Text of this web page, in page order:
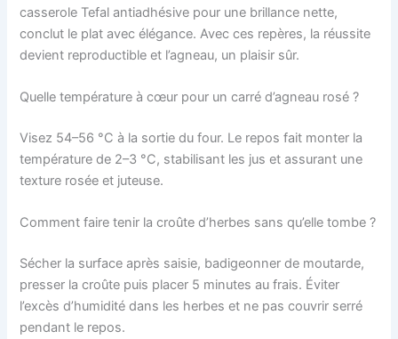
casserole Tefal antiadhésive pour une brillance nette,
conclut le plat avec élégance. Avec ces repères, la réussite
devient reproductible et l’agneau, un plaisir sûr.
Quelle température à cœur pour un carré d’agneau rosé ?
Visez 54–56 °C à la sortie du four. Le repos fait monter la
température de 2–3 °C, stabilisant les jus et assurant une
texture rosée et juteuse.
Comment faire tenir la croûte d’herbes sans qu’elle tombe ?
Sécher la surface après saisie, badigeonner de moutarde,
presser la croûte puis placer 5 minutes au frais. Éviter
l’excès d’humidité dans les herbes et ne pas couvrir serré
pendant le repos.